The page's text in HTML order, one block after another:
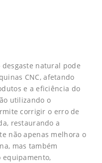
desgaste natural pode
CNC, afetando
e a eficiência do
utilizando o
corrigir o erro de
restaurando a
não apenas melhora o
mas também